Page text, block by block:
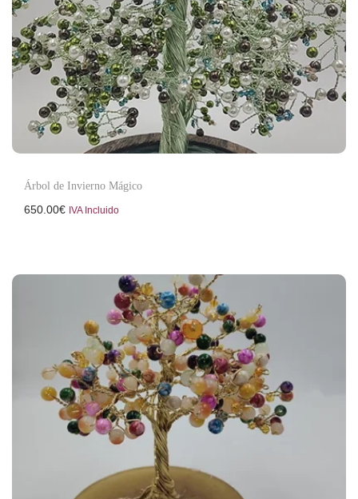
Árbol de Invierno Mágico
650.00€ IVA Incluido